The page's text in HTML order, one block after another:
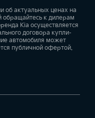
об актуальных ценах на
обращайтесь к дилерам
Kia осуществляется
договора купли-
автомобиля может
публичной офертой.